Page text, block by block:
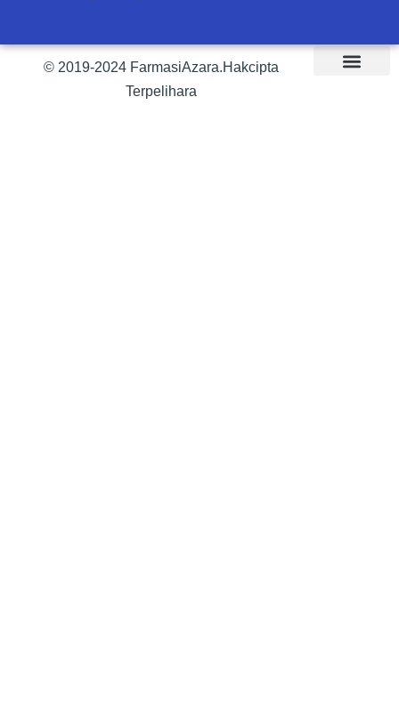
© 2019-2024 FarmasiAzara.Hakcipta
Terpelihara